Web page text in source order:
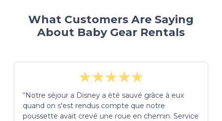
What Customers Are Saying
About Baby Gear Rentals
“Notre séjour a Disney a été sauvé grâce à eux
quand on s'est rendus compte que notre
poussette avait crevé une roue en chemin. Service